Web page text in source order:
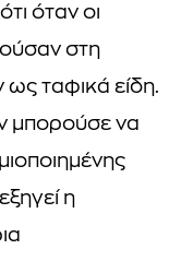
όταν οι
στη
ως ταφικά είδη.
μπορούσε να
η